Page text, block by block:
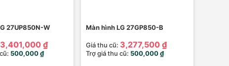
27UP850N-W
3,401,000 ₫
500,000 ₫
Màn hình LG 27GP850-B
Giá thu cũ: 3,277,500 ₫
Trợ giá thu cũ: 500,000 ₫